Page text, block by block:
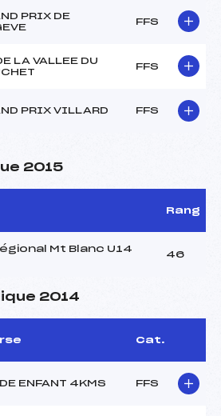
PRIX DE
FFS
LA VALLEE DU
FFS
PRIX VILLARD FFS
2015
Rang
Mt Blanc U14
46
2014
Cat.
ENFANT 4KMS FFS